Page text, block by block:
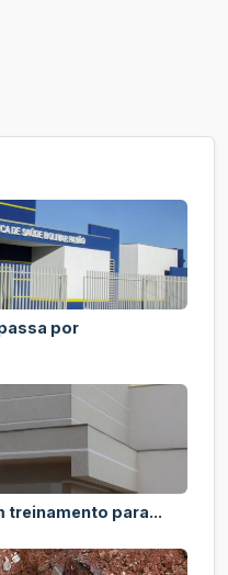
por
treinamento para...